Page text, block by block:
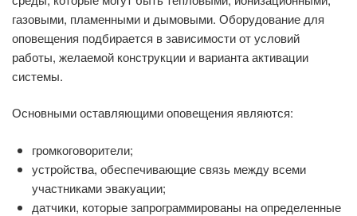
газовыми, пламенными и дымовыми. Оборудование для
оповещения подбирается в зависимости от условий
работы, желаемой конструкции и варианта активации
системы.
Основными оставляющими оповещения являются:
громкоговорители;
устройства, обеспечивающие связь между всеми
участниками эвакуации;
датчики, которые запрограммированы на определенные